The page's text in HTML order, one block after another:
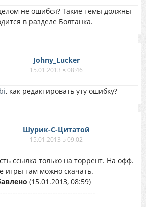
не ошибся? Такие темы должны
в разделе Болтанка.
Johny_Lucker
15.01.2013 в 08:46
, как редактировать уту ошибку?
Шурик-С-Цитатой
15.01.2013 в 09:02
ссылка только на торрент. На офф.
игры там можно скачать.
(15.01.2013, 08:59)